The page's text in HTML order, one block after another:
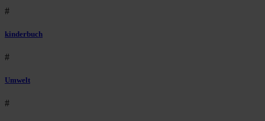
#
kinderbuch
#
Umwelt
#